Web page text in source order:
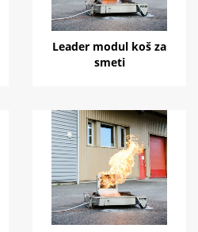
Leader modul koš za
smeti